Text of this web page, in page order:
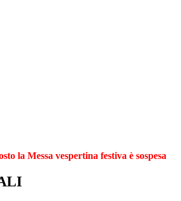
la Messa vespertina festiva è sospesa